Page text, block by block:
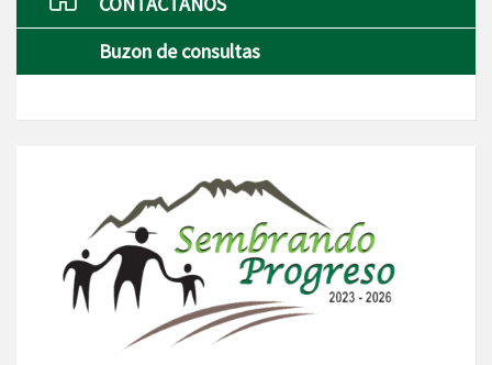
Buzon de consultas